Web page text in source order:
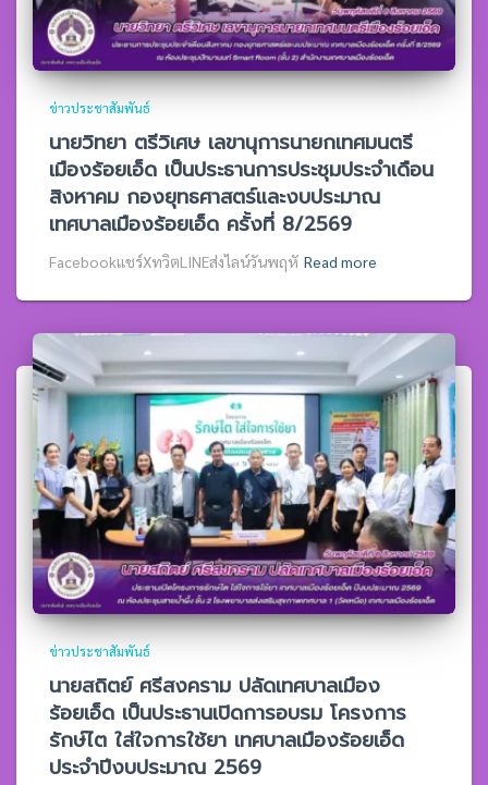
ข่าวประชาสัมพันธ์
นายวิทยา ตรีวิเศษ เลขานุการนายกเทศมนตรี
เมืองร้อยเอ็ด เป็นประธานการประชุมประจำเดือน
สิงหาคม กองยุทธศาสตร์และงบประมาณ
เทศบาลเมืองร้อยเอ็ด ครั้งที่ 8/2569
Facebookแชร์XทวิตLINEส่งไลน์วันพฤหั Read more
ข่าวประชาสัมพันธ์
นายสถิตย์ ศรีสงคราม ปลัดเทศบาลเมือง
ร้อยเอ็ด เป็นประธานเปิดการอบรม โครงการ
รักษ์ไต ใส่ใจการใช้ยา เทศบาลเมืองร้อยเอ็ด
ประจำปีงบประมาณ 2569